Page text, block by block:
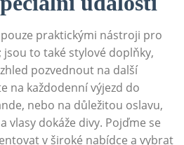
praktickými nástroji pro
to ⁤také stylové doplňky,
pozvednout na další
na každodenní výjezd do
nebo na důležitou oslavu,
vlasy dokáže ‌divy. Pojďme se
v široké nabídce a vybrat